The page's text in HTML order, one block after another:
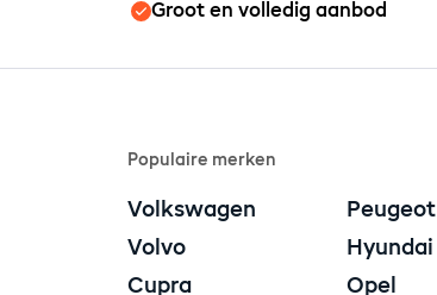
Groot en volledig aanbod
Populaire merken
Volkswagen
Peugeot
Volvo
Hyundai
Cupra
Opel